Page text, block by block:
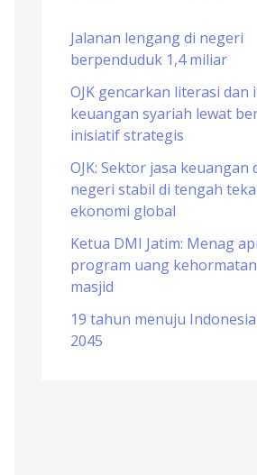
f
o
r
:
Jalanan lengang di negeri
berpenduduk 1,4 miliar
OJK gencarkan literasi dan
keuangan syariah lewat
inisiatif strategis
OJK: Sektor jasa keuangan
negeri stabil di tengah
ekonomi global
Ketua DMI Jatim: Menag
program uang
masjid
19 tahun menuju Indonesia
2045